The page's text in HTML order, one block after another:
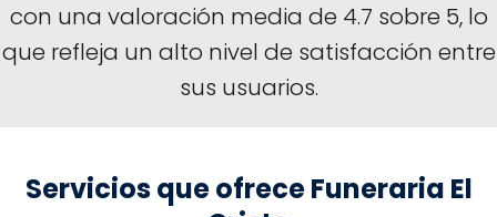
con una valoración media de 4.7 sobre 5, lo
que refleja un alto nivel de satisfacción entre
sus usuarios.
Servicios que ofrece Funeraria El